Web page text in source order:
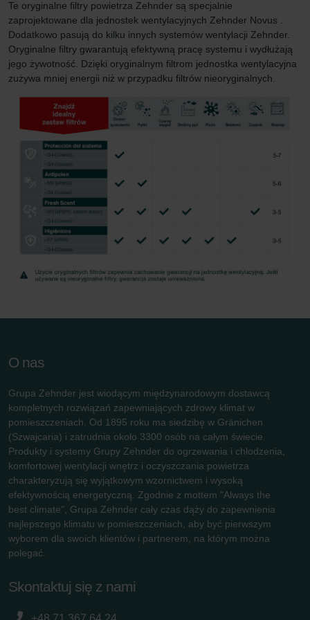
Te oryginalne filtry powietrza Zehnder są specjalnie
zaprojektowane dla jednostek wentylacyjnych Zehnder Novus .
Dodatkowo pasują do kilku innych systemów wentylacji Zehnder.
Oryginalne filtry gwarantują efektywną pracę systemu i wydłużają
jego żywotność. Dzięki oryginalnym filtrom jednostka wentylacyjna
zużywa mniej energii niż w przypadku filtrów nieoryginalnych.
O nas
Grupa Zehnder jest wiodącym międzynarodowym dostawcą
kompletnych rozwiązań zapewniających zdrowy klimat w
pomieszczeniach. Od 1895 roku ma siedzibę w Gränichen
(Szwajcaria) i zatrudnia około 3300 osób na całym świecie.
Produkty i systemy Grupy Zehnder do ogrzewania i chłodzenia,
komfortowej wentylacji wnętrz i oczyszczania powietrza
charakteryzują się wyjątkowym wzornictwem i wysoką
efektywnością energetyczną. Zgodnie z mottem "Always the
best climate", Grupa Zehnder cały czas dąży do zapewnienia
najlepszego klimatu w pomieszczeniach, aby być pierwszym
wyborem dla swoich klientów i partnerem, na którym można
polegać.
Skontaktuj się z nami